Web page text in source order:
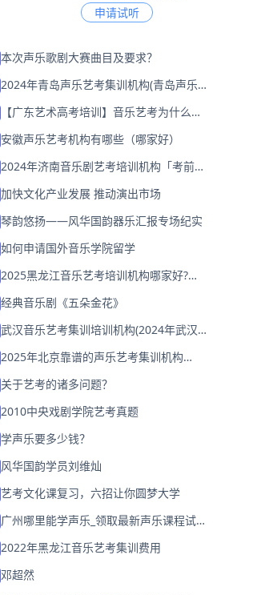
申请试听
本次声乐歌剧大赛曲目及要求？
2024年青岛声乐艺考集训机构(青岛声乐
【广东艺术高考培训】音乐艺考为什么要
安徽声乐艺考机构有哪些（哪家好）
2024年济南音乐剧艺考培训机构「考前集
加快文化产业发展 推动演出市场
琴韵悠扬——风华国韵器乐汇报专场纪实
如何申请国外音乐学院留学
2025黑龙江音乐艺考培训机构哪家好?如
经典音乐剧《五朵金花》
武汉音乐艺考集训培训机构(2024年武汉
2025年北京靠谱的声乐艺考集训机构
关于艺考的诸多问题？
2010中央戏剧学院艺考真题
学声乐要多少钱？
风华国韵学员刘维灿
艺考文化课复习，六招让你圆梦大学
广州哪里能学声乐_领取最新声乐课程试
2022年黑龙江音乐艺考集训费用
邓超然